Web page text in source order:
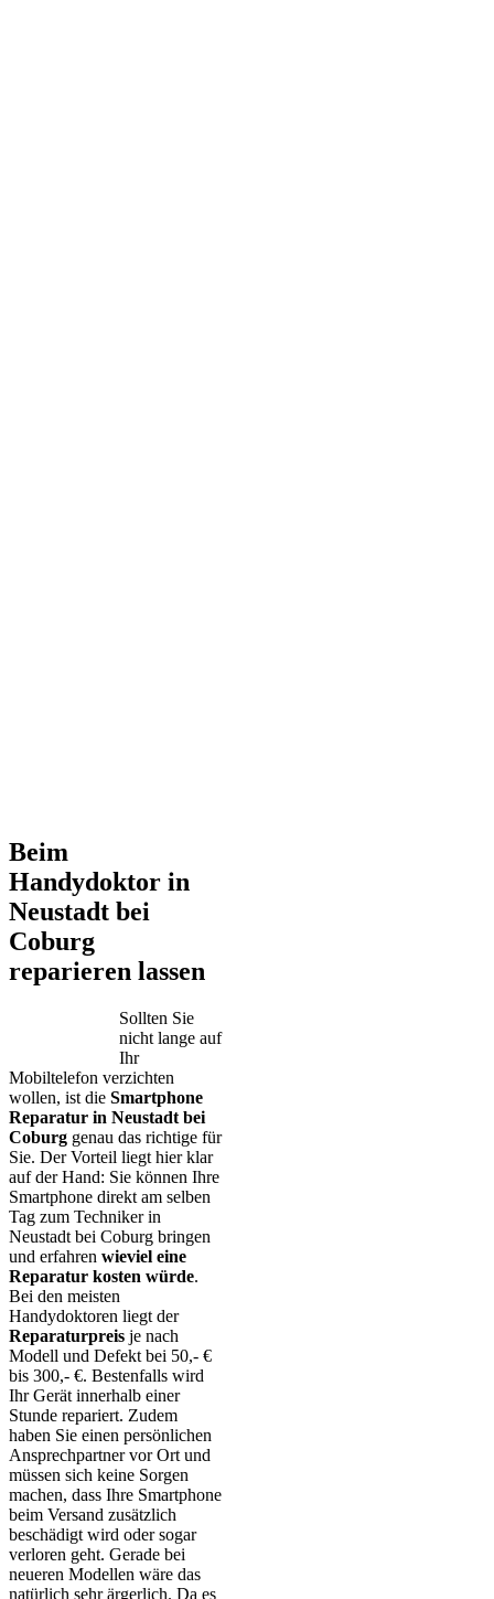
Beim
Handydoktor in
Neustadt bei
Coburg
reparieren lassen
Sollten Sie
nicht lange auf
Ihr
Mobiltelefon verzichten
wollen, ist die Smartphone
Reparatur in Neustadt bei
Coburg genau das richtige für
Sie. Der Vorteil liegt hier klar
auf der Hand: Sie können Ihre
Smartphone direkt am selben
Tag zum Techniker in
Neustadt bei Coburg bringen
und erfahren wieviel eine
Reparatur kosten würde.
Bei den meisten
Handydoktoren liegt der
Reparaturpreis je nach
Modell und Defekt bei 50,- €
bis 300,- €. Bestenfalls wird
Ihr Gerät innerhalb einer
Stunde repariert. Zudem
haben Sie einen persönlichen
Ansprechpartner vor Ort und
müssen sich keine Sorgen
machen, dass Ihre Smartphone
beim Versand zusätzlich
beschädigt wird oder sogar
verloren geht. Gerade bei
neueren Modellen wäre das
natürlich sehr ärgerlich. Da es